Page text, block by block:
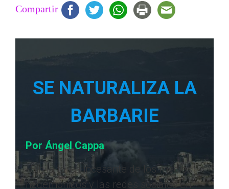
Compartir
SE NATURALIZA LA
BARBARIE
Por Ángel Cappa
«Sin la tarea incesante de los medios
hegemónicos y las redes sociales en